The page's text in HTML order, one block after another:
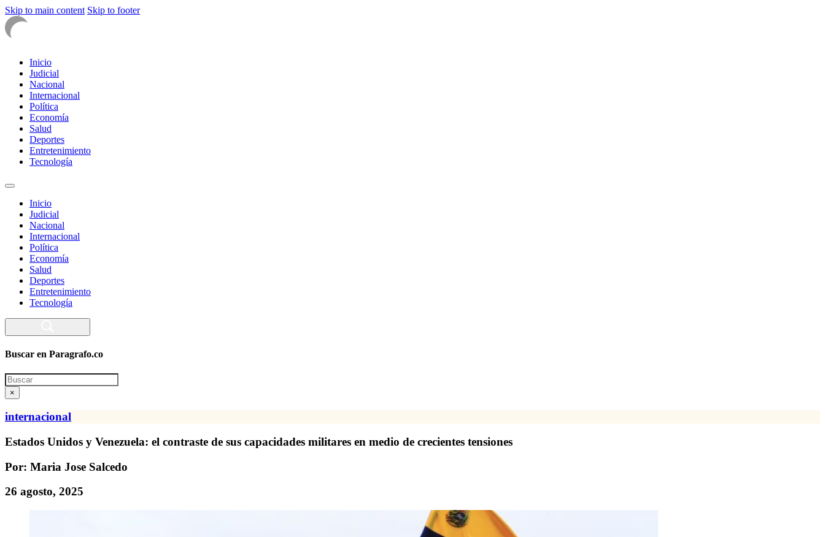
Skip to main content Skip to footer
Inicio
Judicial
Nacional
Internacional
Política
Economía
Salud
Deportes
Entretenimiento
Tecnología
Inicio
Judicial
Nacional
Internacional
Política
Economía
Salud
Deportes
Entretenimiento
Tecnología
Buscar en Paragrafo.co
Search
×
internacional
Estados Unidos y Venezuela: el contraste de sus capacidades militares en medio de crecientes tensiones
Por: Maria Jose Salcedo
26 agosto, 2025